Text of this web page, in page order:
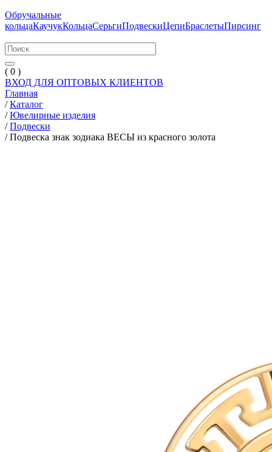
Обручальные
кольцаКаучукКольцаСерьгиПодвескиЦепиБраслетыПирсинг
( 0 )
ВХОД ДЛЯ ОПТОВЫХ КЛИЕНТОВ
Главная
/ Каталог
/ Ювелирные изделия
/ Подвески
/ Подвеска знак зодиака ВЕСЫ из красного золота